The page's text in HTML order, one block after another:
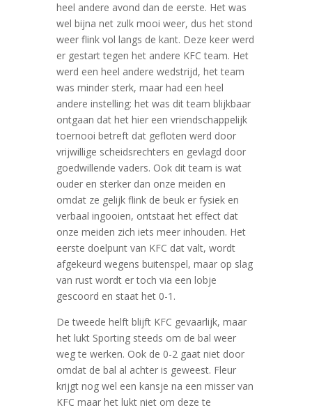
heel andere avond dan de eerste. Het was
wel bijna net zulk mooi weer, dus het stond
weer flink vol langs de kant. Deze keer werd
er gestart tegen het andere KFC team. Het
werd een heel andere wedstrijd, het team
was minder sterk, maar had een heel
andere instelling: het was dit team blijkbaar
ontgaan dat het hier een vriendschappelijk
toernooi betreft dat gefloten werd door
vrijwillige scheidsrechters en gevlagd door
goedwillende vaders. Ook dit team is wat
ouder en sterker dan onze meiden en
omdat ze gelijk flink de beuk er fysiek en
verbaal ingooien, ontstaat het effect dat
onze meiden zich iets meer inhouden. Het
eerste doelpunt van KFC dat valt, wordt
afgekeurd wegens buitenspel, maar op slag
van rust wordt er toch via een lobje
gescoord en staat het 0-1.
De tweede helft blijft KFC gevaarlijk, maar
het lukt Sporting steeds om de bal weer
weg te werken. Ook de 0-2 gaat niet door
omdat de bal al achter is geweest. Fleur
krijgt nog wel een kansje na een misser van
KFC maar het lukt niet om deze te